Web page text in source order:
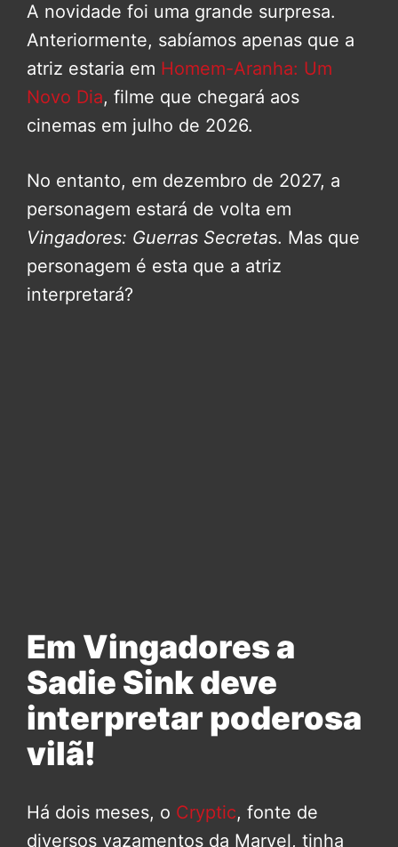
A novidade foi uma grande surpresa.
Anteriormente, sabíamos apenas que a
atriz estaria em Homem-Aranha: Um
Novo Dia, filme que chegará aos
cinemas em julho de 2026.
No entanto, em dezembro de 2027, a
personagem estará de volta em
Vingadores: Guerras Secretas. Mas que
personagem é esta que a atriz
interpretará?
Em Vingadores a
Sadie Sink deve
interpretar poderosa
vilã!
Há dois meses, o Cryptic, fonte de
diversos vazamentos da Marvel, tinha